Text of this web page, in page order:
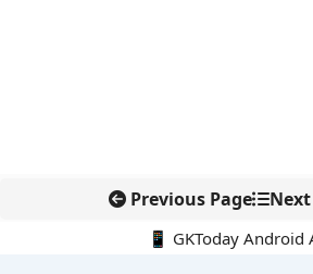
Previous Page Next
📱 GKToday Android